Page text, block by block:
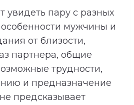
увидеть пару с разных
мужчины и
от близости,
партнера, общие
трудности,
и предназначение
предсказывает